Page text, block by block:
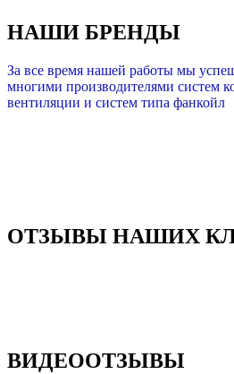
НАШИ БРЕНДЫ
За все время нашей работы мы
многими производителями систем
вентиляции и систем типа фанкойл
ОТЗЫВЫ НАШИХ
ВИДЕООТЗЫВЫ